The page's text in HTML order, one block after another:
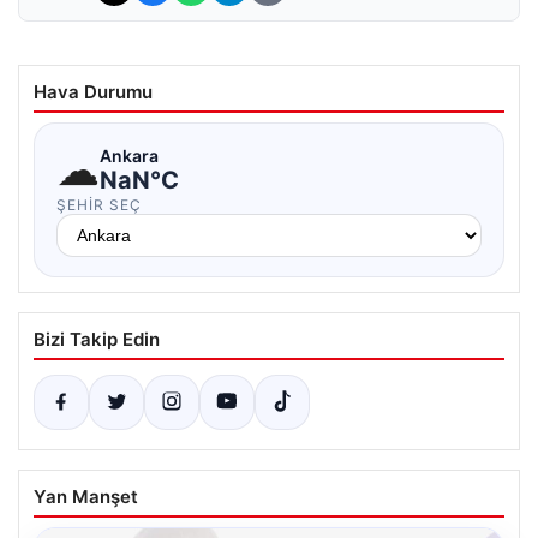
Hava Durumu
☁Ankara
NaN°C
ŞEHIR SEÇ
Bizi Takip Edin
Yan Manşet